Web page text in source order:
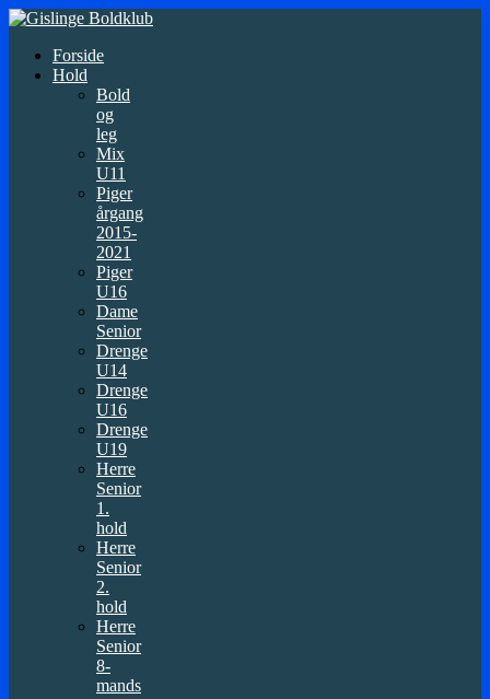
Forside
Hold
Bold
og
leg
Mix
U11
Piger
årgang
2015-
2021
Piger
U16
Dame
Senior
Drenge
U14
Drenge
U16
Drenge
U19
Herre
Senior
1.
hold
Herre
Senior
2.
hold
Herre
Senior
8-
mands